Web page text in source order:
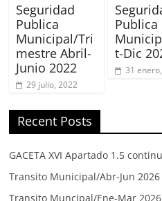
Seguridad
Publica
Municipal/Tri
mestre Abril-
Junio 2022
29 julio, 2022
Publica
t-Dic
31
Recent Posts
GACETA XVI Apartado 1.5
Transito Municipal/Abr-Jun 2026
Transito Muncipal/Ene-Mar 2026